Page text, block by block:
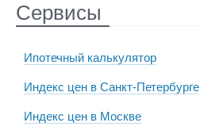
Сервисы
Ипотечный калькулятор
Индекс цен в Санкт-Петербурге
Индекс цен в Москве